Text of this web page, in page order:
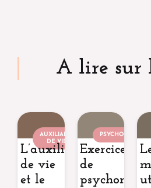
A lire sur
AUXILIAIRE
DE VIE
L’auxiliaire
de vie
et le
Exercices
de